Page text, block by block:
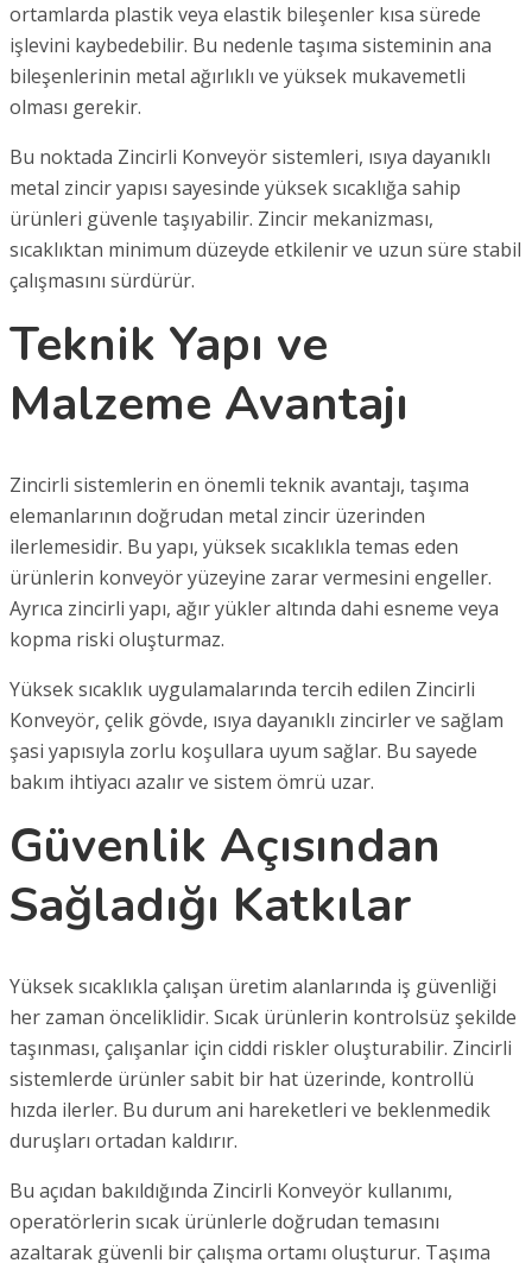
ortamlarda plastik veya elastik bileşenler kısa sürede
işlevini kaybedebilir. Bu nedenle taşıma sisteminin ana
bileşenlerinin metal ağırlıklı ve yüksek mukavemetli
olması gerekir.
Bu noktada Zincirli Konveyör sistemleri, ısıya dayanıklı
metal zincir yapısı sayesinde yüksek sıcaklığa sahip
ürünleri güvenle taşıyabilir. Zincir mekanizması,
sıcaklıktan minimum düzeyde etkilenir ve uzun süre stabil
çalışmasını sürdürür.
Teknik Yapı ve
Malzeme Avantajı
Zincirli sistemlerin en önemli teknik avantajı, taşıma
elemanlarının doğrudan metal zincir üzerinden
ilerlemesidir. Bu yapı, yüksek sıcaklıkla temas eden
ürünlerin konveyör yüzeyine zarar vermesini engeller.
Ayrıca zincirli yapı, ağır yükler altında dahi esneme veya
kopma riski oluşturmaz.
Yüksek sıcaklık uygulamalarında tercih edilen Zincirli
Konveyör, çelik gövde, ısıya dayanıklı zincirler ve sağlam
şasi yapısıyla zorlu koşullara uyum sağlar. Bu sayede
bakım ihtiyacı azalır ve sistem ömrü uzar.
Güvenlik Açısından
Sağladığı Katkılar
Yüksek sıcaklıkla çalışan üretim alanlarında iş güvenliği
her zaman önceliklidir. Sıcak ürünlerin kontrolsüz şekilde
taşınması, çalışanlar için ciddi riskler oluşturabilir. Zincirli
sistemlerde ürünler sabit bir hat üzerinde, kontrollü
hızda ilerler. Bu durum ani hareketleri ve beklenmedik
duruşları ortadan kaldırır.
Bu açıdan bakıldığında Zincirli Konveyör kullanımı,
operatörlerin sıcak ürünlerle doğrudan temasını
azaltarak güvenli bir çalışma ortamı oluşturur. Taşıma